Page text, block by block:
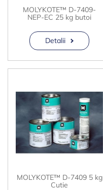
MOLYKOTE™ D-7409-
NEP-EC 25 kg butoi
Detalii
MOLYKOTE™ D-7409 5 kg
Cutie